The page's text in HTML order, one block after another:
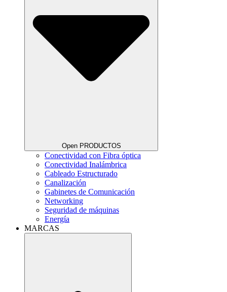
Open PRODUCTOS
Conectividad con Fibra óptica
Conectividad Inalámbrica
Cableado Estructurado
Canalización
Gabinetes de Comunicación
Networking
Seguridad de máquinas
Energía
MARCAS